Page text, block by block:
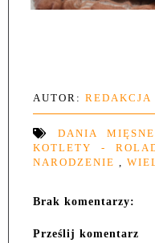
AUTOR: REDAKCJA
DANIA
KOTLETY -
NARODZENIE
Brak komentarzy:
Prześlij komentarz